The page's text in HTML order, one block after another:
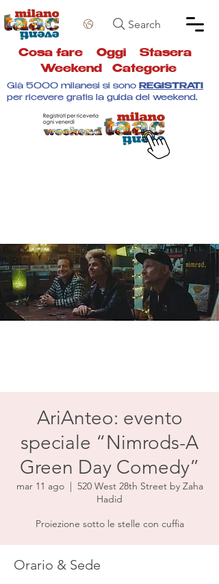
Search
Cosa fare Oggi Stasera
Weekend
Categorie
Già 5000 milanesi si sono REGISTRATI
per ricevere gratis la guida del weekend.
AriAnteo: evento
speciale “Nimrods-A
Green Day Comedy”
mar 11 ago
  |
520 West 28th Street by Zaha
Hadid
Proiezione sotto le stelle con cuffia
Orario & Sede